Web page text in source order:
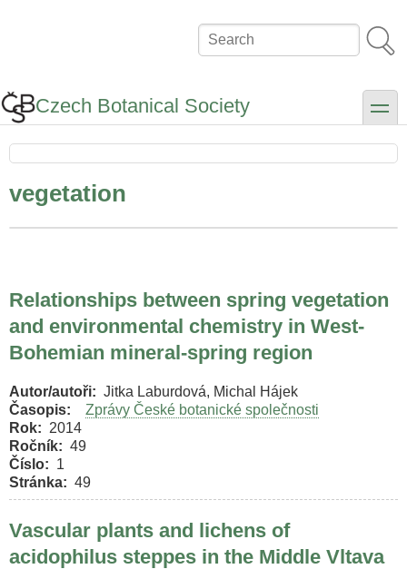
Search
Czech Botanical Society toggle
vegetation
Relationships between spring vegetation
and environmental chemistry in West-
Bohemian mineral-spring region
Autor/autoři
Jitka Laburdová, Michal Hájek
Časopis
Zprávy České botanické společnosti
Rok
2014
Ročník
49
Číslo
1
Stránka
49
Vascular plants and lichens of
acidophilus steppes in the Middle Vltava